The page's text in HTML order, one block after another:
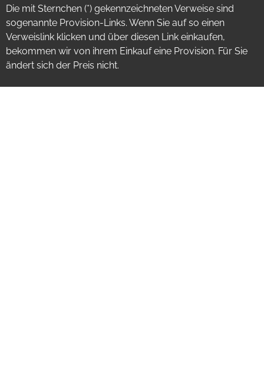
Die mit Sternchen (*) gekennzeichneten Verweise sind
sogenannte Provision-Links. Wenn Sie auf so einen
Verweislink klicken und über diesen Link einkaufen,
bekommen wir von ihrem Einkauf eine Provision. Für Sie
ändert sich der Preis nicht.